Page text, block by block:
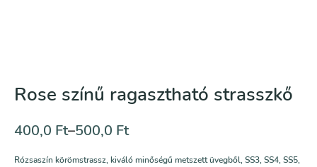
Rose színű ragasztható strasszkő
400,0 Ft–500,0 Ft
Rózsaszín körömstrassz, kiváló minőségű metszett üvegből, SS3, SS4, SS5,